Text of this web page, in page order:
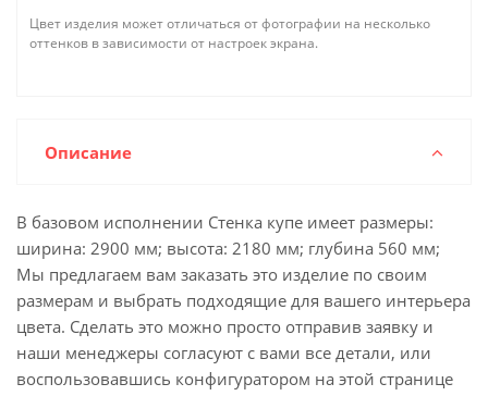
Цвет изделия может отличаться от фотографии на несколько
оттенков в зависимости от настроек экрана.
Описание
В базовом исполнении Стенка купе имеет размеры:
ширина: 2900 мм; высота: 2180 мм; глубина 560 мм;
Мы предлагаем вам заказать это изделие по своим
размерам и выбрать подходящие для вашего интерьера
цвета. Сделать это можно просто отправив заявку и
наши менеджеры согласуют с вами все детали, или
воспользовавшись конфигуратором на этой странице